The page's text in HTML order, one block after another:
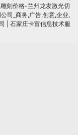
刻价格-兰州龙发激光切
司_商务,广告,创意,企业,
石家庄卡富信息技术服